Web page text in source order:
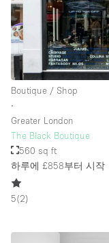
Boutique / Shop
∙
Greater London
The Black Boutique
560 sq ft
하루에 £858부터 시작
5(2)